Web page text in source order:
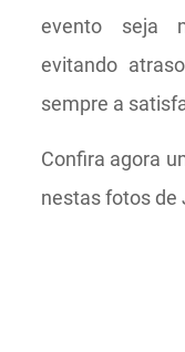
evento seja
evitando
sempre a
Confira agora
nestas fotos de